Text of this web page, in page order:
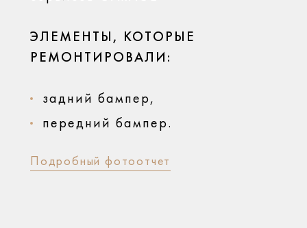
ЭЛЕМЕНТЫ, КОТОРЫЕ
РЕМОНТИРОВАЛИ:
задний бампер,
передний бампер.
Подробный фотоотчет